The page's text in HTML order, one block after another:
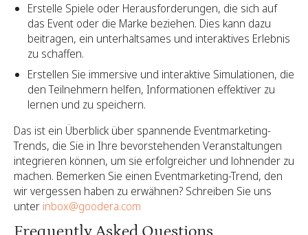
Erstelle Spiele oder Herausforderungen, die sich auf
das Event oder die Marke beziehen. Dies kann dazu
beitragen, ein unterhaltsames und interaktives Erlebnis
zu schaffen.
Erstellen Sie immersive und interaktive Simulationen, die
den Teilnehmern helfen, Informationen effektiver zu
lernen und zu speichern.
Das ist ein Überblick über spannende Eventmarketing-
Trends, die Sie in Ihre bevorstehenden Veranstaltungen
integrieren können, um sie erfolgreicher und lohnender zu
machen. Bemerken Sie einen Eventmarketing-Trend, den
wir vergessen haben zu erwähnen? Schreiben Sie uns
unter inbox@goodera.com
Frequently Asked Questions